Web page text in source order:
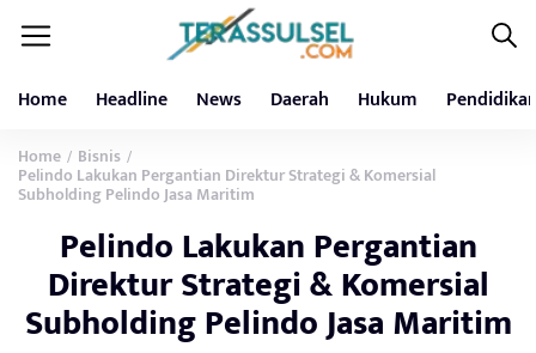
Home Headline News Daerah Hukum
Home / Bisnis /
Pelindo Lakukan Pergantian Direktur Strategi & Komersial
Subholding Pelindo Jasa Maritim
Pelindo Lakukan Pergantian
Direktur Strategi & Komersial
Subholding Pelindo Jasa Maritim